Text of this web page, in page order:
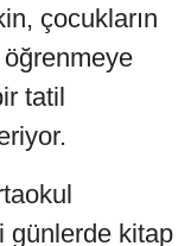
çocukların
tatil
günlerde kitap